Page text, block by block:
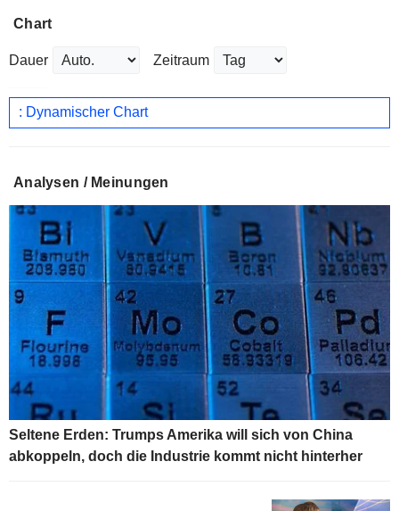
Chart
Dauer Zeitraum
: Dynamischer Chart
Analysen / Meinungen
Seltene Erden: Trumps Amerika will sich von China
abkoppeln, doch die Industrie kommt nicht hinterher